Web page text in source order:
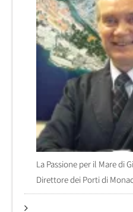
La Passione per il Mare di
Direttore dei Porti di